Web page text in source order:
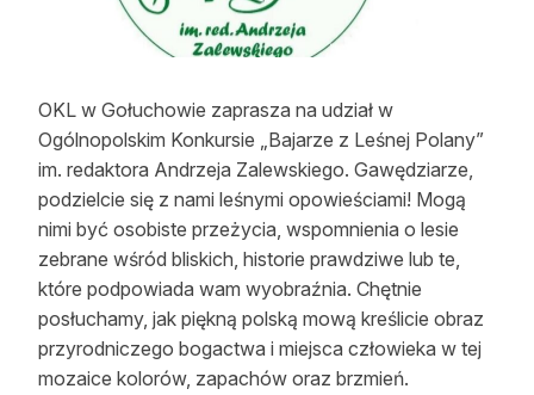
Z zagranicy
Lasy prywatne
O nas
100 lat „Lasu Polskiego”
Prenumerata
Reklama
OKL w Gołuchowie zaprasza na udział w
Ogólnopolskim Konkursie „Bajarze z Leśnej Polany”
im. redaktora Andrzeja Zalewskiego. Gawędziarze,
podzielcie się z nami leśnymi opowieściami! Mogą
nimi być osobiste przeżycia, wspomnienia o lesie
zebrane wśród bliskich, historie prawdziwe lub te,
które podpowiada wam wyobraźnia. Chętnie
posłuchamy, jak piękną polską mową kreślicie obraz
przyrodniczego bogactwa i miejsca człowieka w tej
mozaice kolorów, zapachów oraz brzmień.